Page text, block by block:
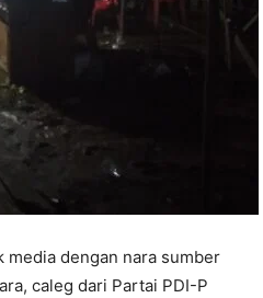
dengan nara sumber
caleg dari Partai PDI-P